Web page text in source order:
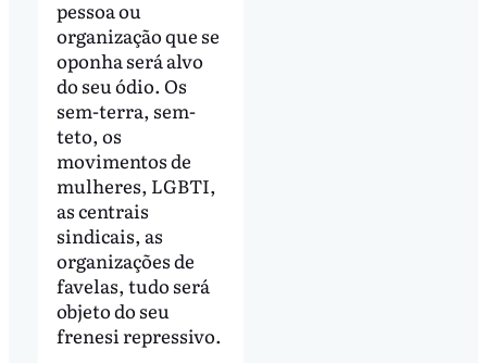
pessoa ou
organização que se
oponha será alvo
do seu ódio. Os
sem-terra, sem-
teto, os
movimentos de
mulheres, LGBTI,
as centrais
sindicais, as
organizações de
favelas, tudo será
objeto do seu
frenesi repressivo.